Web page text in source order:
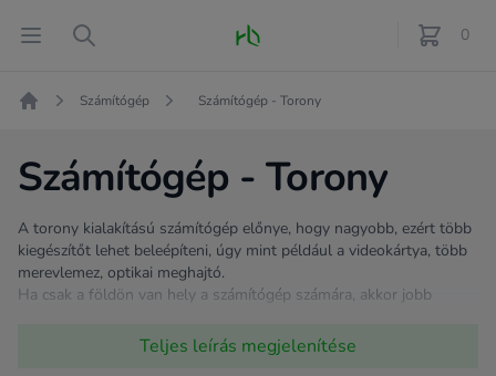
Open menu
Search Fő oldal 0
féle
Számítógép Számítógép - Torony
Számítógép - Torony
A torony kialakítású számítógép előnye, hogy nagyobb, ezért több
kiegészítőt lehet beleépíteni, úgy mint például a videokártya, több
merevlemez, optikai meghajtó.
Ha csak a földön van hely a számítógép számára, akkor jobb
lehajolni, jobb a hűtése, így nem melegszik túl. Fontos azonban,
hogy ne feledkezz meg a megfelelő karbantartásról sem, hogy
Teljes leírás megjelenítése